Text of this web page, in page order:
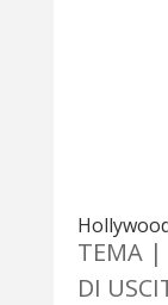
TEMA |
DI